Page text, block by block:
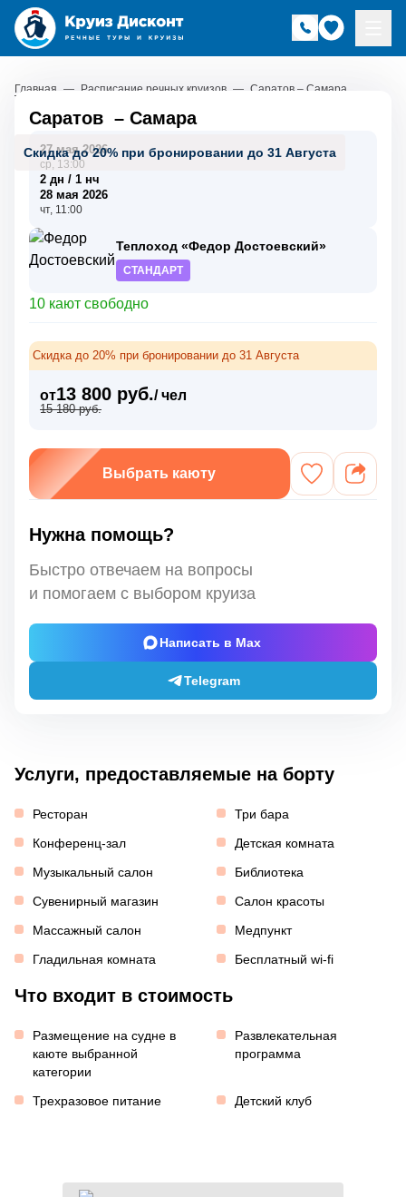
Главная — Расписание речных круизов — Саратов – Самара
Скидка до 20% при бронировании до 31 Августа
Саратов – Самара
27 мая 2026
ср, 13:00
2 дн / 1 нч
28 мая 2026
чт, 11:00
Теплоход «Федор Достоевский»
СТАНДАРТ
10 кают свободно
Скидка до 20% при бронировании до 31 Августа
от13 800 руб./ чел
15 180 руб.
Выбрать каюту
Нужна помощь?
Быстро отвечаем на вопросы
и помогаем с выбором круиза
Написать в Max
Telegram
Услуги, предоставляемые на борту
Ресторан
Три бара
Конференц-зал
Детская комната
Музыкальный салон
Библиотека
Сувенирный магазин
Салон красоты
Массажный салон
Медпункт
Гладильная комната
Бесплатный wi-fi
Что входит в стоимость
Размещение на судне в
каюте выбранной
категории
Развлекательная
программа
Трехразовое питание Детский клуб